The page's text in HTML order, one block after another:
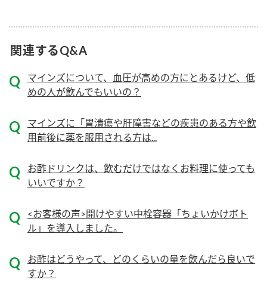
つゆ
鍋なび
納豆のサイト
PIN印
千夜
スペシャルサイト
お酢を知ろう！
ぽん酢サワー
鍋奉行マニュアル
MIM（ミツカンミュージアム）
各部門が大切にしていること
おいしさと健康への取り組み
お客様相談センター
販売終了製品のご案内
よくあるご質問
地図から取り扱い店舗を探す
ミツカン公式通販
関連するQ&A
マインズについて、血圧が高めの方にとあるけど、低
めの人が飲んでもいいの？
マインズに「胃潰瘍や肝障害などの疾患のある方や飲
用前後に薬を服用される方は...
お酢ドリンクは、飲むだけではなくお料理に使っても
いいですか？
<お客様の声>開けやすい中栓容器「ちょいかけボト
ル」を導入しました。
お酢はどうやって、どのくらいの量を飲んだら良いで
すか？